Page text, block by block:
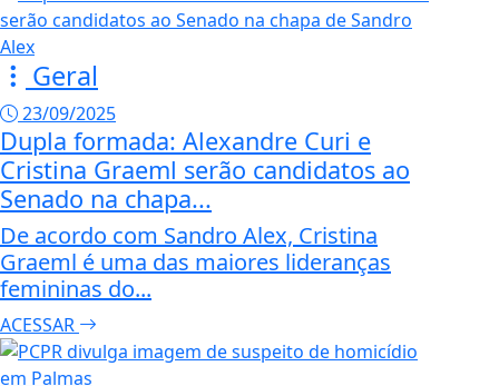
Geral
23/09/2025
Dupla formada: Alexandre Curi e
Cristina Graeml serão candidatos ao
Senado na chapa...
De acordo com Sandro Alex, Cristina
Graeml é uma das maiores lideranças
femininas do...
ACESSAR